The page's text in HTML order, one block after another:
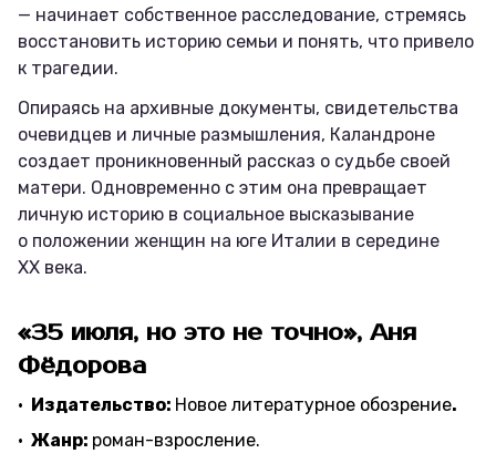
— начинает собственное расследование, стремясь
восстановить историю семьи и понять, что привело
к трагедии.
Опираясь на архивные документы, свидетельства
очевидцев и личные размышления, Каландроне
создает проникновенный рассказ о судьбе своей
матери. Одновременно с этим она превращает
личную историю в социальное высказывание
о положении женщин на юге Италии в середине
XX века.
«35 июля, но это не точно», Аня
Фёдорова
Издательство: Новое литературное обозрение.
Жанр: роман-взросление.